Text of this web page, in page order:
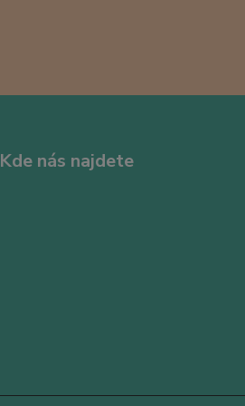
Kde nás najdete